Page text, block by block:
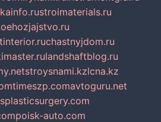
stroimaterials.ru
chastnyjdom.ru
landshaftblog.ru
stroysnami.kzlcna.kz
timeszp.comavtoguru.net
poisk-auto.com